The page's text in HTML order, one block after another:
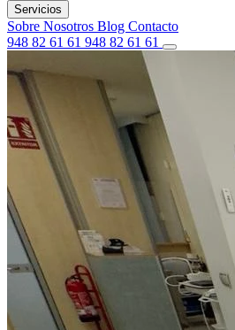
Servicios
Sobre Nosotros Blog Contacto
948 82 61 61 948 82 61 61